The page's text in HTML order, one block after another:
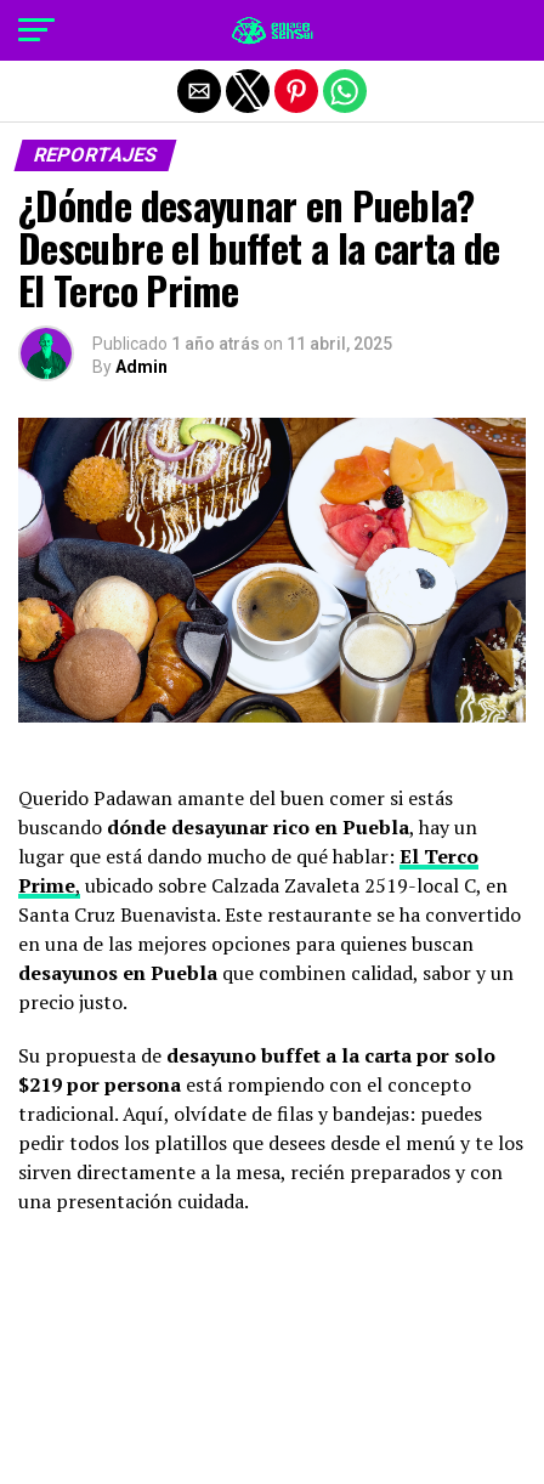
REPORTAJES
¿Dónde desayunar en Puebla?
Descubre el buffet a la carta de
El Terco Prime
Publicado 1 año atrás on 11 abril, 2025
ByAdmin
Querido Padawan amante del buen comer si estás
buscando dónde desayunar rico en Puebla, hay un
lugar que está dando mucho de qué hablar: El Terco
Prime, ubicado sobre Calzada Zavaleta 2519-local C, en
Santa Cruz Buenavista. Este restaurante se ha convertido
en una de las mejores opciones para quienes buscan
desayunos en Puebla que combinen calidad, sabor y un
precio justo.
Su propuesta de desayuno buffet a la carta por solo
$219 por persona está rompiendo con el concepto
tradicional. Aquí, olvídate de filas y bandejas: puedes
pedir todos los platillos que desees desde el menú y te los
sirven directamente a la mesa, recién preparados y con
una presentación cuidada.
Salir de la versión móvil